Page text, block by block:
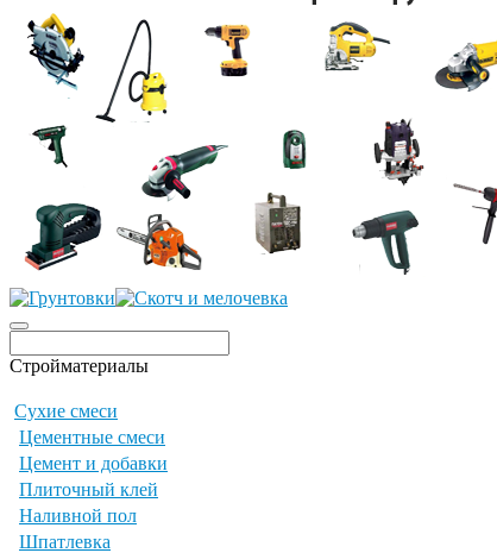
Стройматериалы
Сухие смеси
Цементные смеси
Цемент и добавки
Плиточный клей
Наливной пол
Шпатлевка